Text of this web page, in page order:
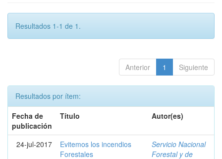
Resultados 1-1 de 1.
Anterior 1 Siguiente
Resultados por ítem:
Fecha de
publicación
Título Autor(es)
24-jul-2017
Evitemos los incendios
Forestales
Servicio Nacional
Forestal y de